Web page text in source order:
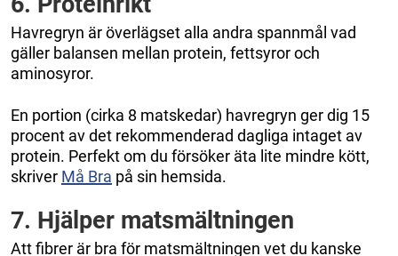
Havregryn är överlägset alla andra spannmål vad
gäller balansen mellan protein, fettsyror och
aminosyror.
En portion (cirka 8 matskedar) havregryn ger dig 15
procent av det rekommenderad dagliga intaget av
protein. Perfekt om du försöker äta lite mindre kött,
skriver Må Bra på sin hemsida.
7. Hjälper matsmältningen
Att fibrer är bra för matsmältningen vet du kanske